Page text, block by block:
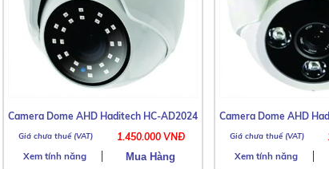
Camera Dome AHD Haditech HC-AD2024
1.450.000 VNĐ
Xem tính năng
Camera Dome AHD
Xem tính năng